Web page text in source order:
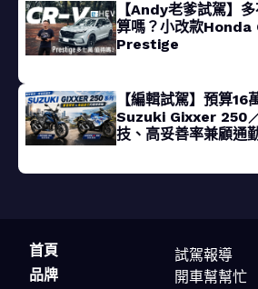
【Andy老爹試駕】
算嗎？小改款Honda
Prestige
【編輯試駕】預算16
Suzuki Gixxer 250
技、高妥善率兼顧通
首頁
品牌
試駕報導
開車幫幫忙